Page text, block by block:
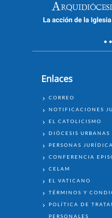
Enlaces
ENLACES
CORREO
NOTIFICACIONES
EL CATOLICISMO
DIÓCESIS URBANAS
PERSONAS
CONFERENCIA
CELAM
EL VATICANO
TÉRMINOS Y
POLÍTICA DE
PERSONALES